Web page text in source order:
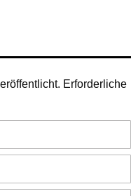
Erforderliche